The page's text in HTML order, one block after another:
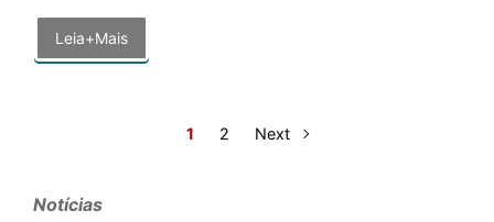
Leia+Mais
1 2 Next
Notícias